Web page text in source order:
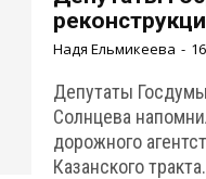
Надя Ельмикеева -
Депутаты
Солнцева
дорожного
Казанского тракта.